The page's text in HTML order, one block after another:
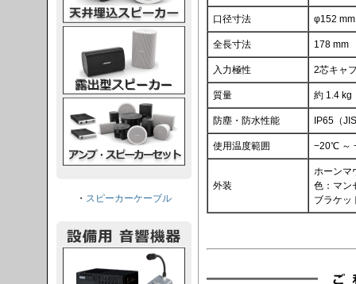
口径寸法 φ152 mm
全長寸法 178 mm
入力極性 2芯キャ
質量 約 1.4 kg
防塵・防水性能 IP65（
使用温度範囲 −20℃ ～
外装
ホーンマ
色：マン
ブラケッ
・ スピーカーケーブル